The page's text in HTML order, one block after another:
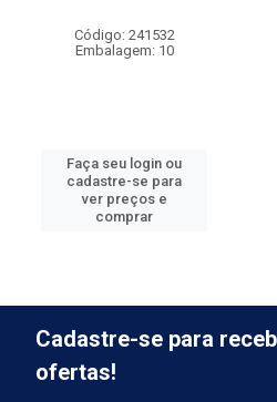
Código: 241532
Embalagem: 10
Faça seu login ou
cadastre-se para
ver preços e
comprar
Cadastre-se para
ofertas!